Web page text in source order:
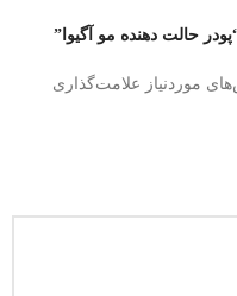
حالت دهنده مو آگیوا”
موردنیاز علامت‌گذاری